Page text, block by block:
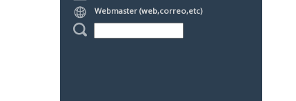
Webmaster (web,correo,etc)